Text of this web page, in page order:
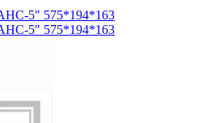
5" 575*194*163
5" 575*194*163